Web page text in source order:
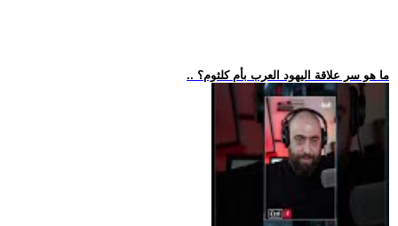
.. ما هو سر علاقة اليهود العرب بأم كلثوم؟